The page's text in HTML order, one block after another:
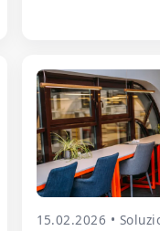
15.02.2026 •